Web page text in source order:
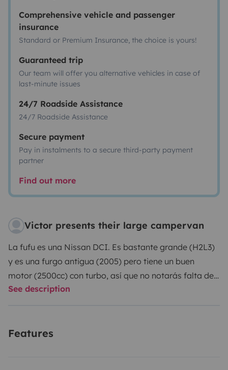
Comprehensive vehicle and passenger
insurance
Standard or Premium Insurance, the choice is yours!
Guaranteed trip
Our team will offer you alternative vehicles in case of
last-minute issues
24/7 Roadside Assistance
24/7 Roadside Assistance
Secure payment
Pay in instalments to a secure third-party payment
partner
Find out more
Victor presents their large campervan
La fufu es una Nissan DCI. Es bastante grande (H2L3)
y es una furgo antigua (2005) pero tiene un buen
motor (2500cc) con turbo, así que no notarás falta de
potencia al conducirla. A nivel mecánico está en buen
cama de matrimonio, mesa fija, cocina con dos
See description
Features